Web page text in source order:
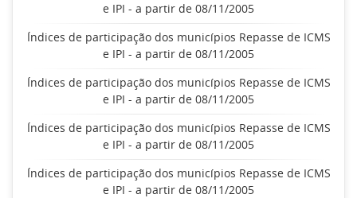
e IPI - a partir de 08/11/2005
Índices de participação dos municípios Repasse de ICMS
e IPI - a partir de 08/11/2005
Índices de participação dos municípios Repasse de ICMS
e IPI - a partir de 08/11/2005
Índices de participação dos municípios Repasse de ICMS
e IPI - a partir de 08/11/2005
Índices de participação dos municípios Repasse de ICMS
e IPI - a partir de 08/11/2005